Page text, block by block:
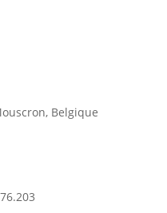
Belgique